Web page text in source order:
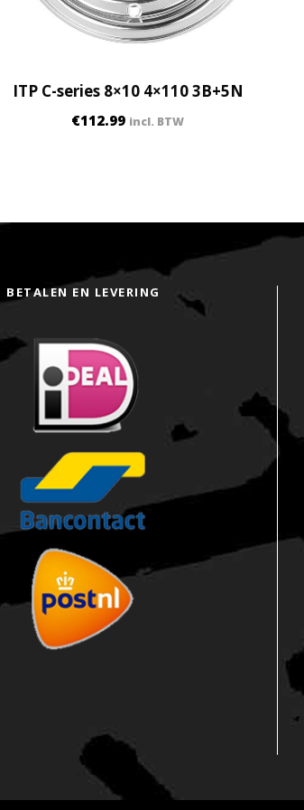
y
ITP C-series 8×10 4×110 3B+5N
€112.99 incl. BTW
BETALEN EN LEVERING